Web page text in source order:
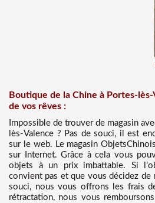
Boutique de la Chine à Portes-
de vos rêves :
Impossible de trouver de magasin
lès-Valence ? Pas de souci, il est
sur le web. Le magasin
sur Internet. Grâce à cela vous
objets à un prix imbattable. Si
convient pas et que vous décidez de
souci, nous vous offrons les frais
rétractation, nous vous